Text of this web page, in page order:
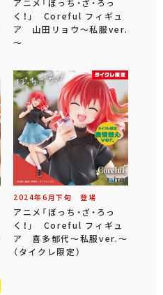
く！」 Coreful フィギュ
ア 山田リョウ～私服ver.
～
2024年6 月下旬 登場
アニメ「ぼっち・ざ・ろっ
く！」 Coreful フィギュ
ア 喜多郁代～私服ver.～
（タイクレ限定）